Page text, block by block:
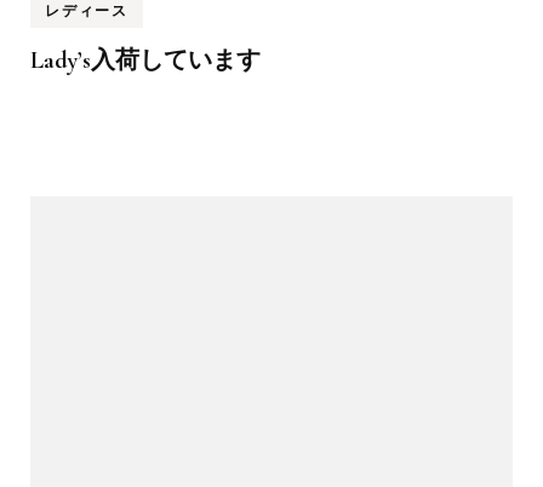
レディース
Lady’s入荷しています